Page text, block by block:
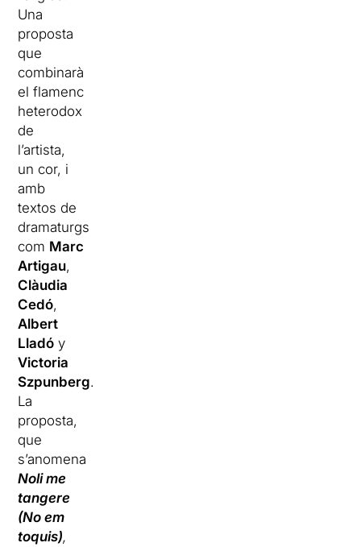
Una
proposta
que
combinarà
el flamenc
heterodox
de
l’artista,
un cor, i
amb
textos de
dramaturgs
com Marc
Artigau,
Clàudia
Cedó,
Albert
Lladó y
Victoria
Szpunberg.
La
proposta,
que
s’anomena
Noli me
tangere
(No em
toquis),